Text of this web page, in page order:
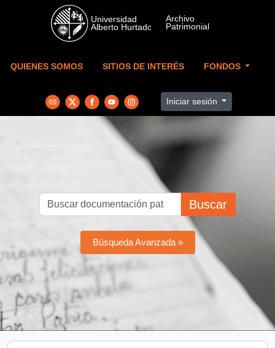
Skip to main content
QUIENES SOMOS SITIOS DE INTERÉS FONDOS
Iniciar sesión
Buscar
Búsqueda Avanzada »